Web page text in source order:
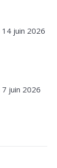
14 juin 2026
7 juin 2026